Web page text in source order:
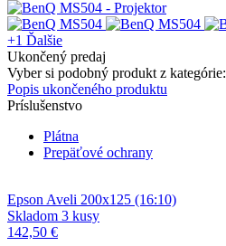
+1 Ďalšie
Ukončený predaj
Vyber si podobný produkt z kategórie:
Popis ukončeného produktu
Príslušenstvo
Plátna
Prepäťové ochrany
Epson Aveli 200x125 (16:10)
Skladom 3 kusy
142,50 €